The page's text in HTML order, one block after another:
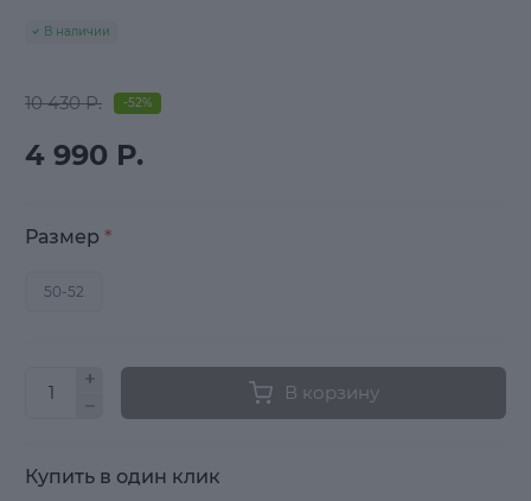
В наличии
10 430 Р. -52%
4 990 Р.
Размер *
50-52
В корзину
Купить в один клик